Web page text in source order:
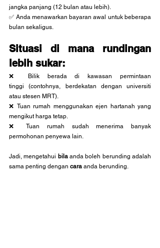
jangka panjang (12 bulan atau lebih).
✅ Anda menawarkan bayaran awal untuk beberapa
bulan sekaligus.
Situasi di mana rundingan
lebih sukar:
❌ Bilik berada di kawasan permintaan
tinggi (contohnya, berdekatan dengan universiti
atau stesen MRT).
❌ Tuan rumah menggunakan ejen hartanah yang
mengikut harga tetap.
❌ Tuan rumah sudah menerima banyak
permohonan penyewa lain.
Jadi, mengetahui bila anda boleh berunding adalah
sama penting dengan cara anda berunding.